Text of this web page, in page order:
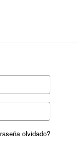
olvidado?